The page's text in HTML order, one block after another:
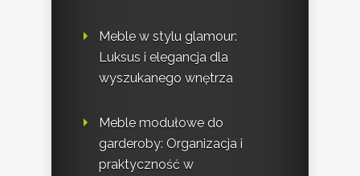
Meble w stylu glamour:
Luksus i elegancja dla
wyszukanego wnętrza
Meble modułowe do
garderoby: Organizacja i
praktyczność w